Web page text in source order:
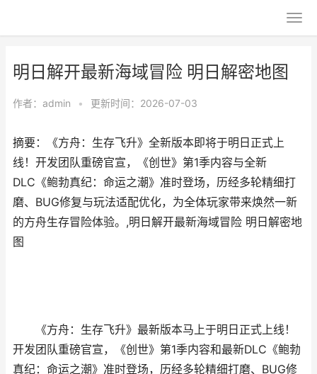
明日解开最新海域冒险 明日解密地图
作者： admin • 更新时间：2026-07-03
摘要：《方舟：生存飞升》全新版本即将于明日正式上
线！开发团队重磅官宣，《创世》第1季内容与全新
DLC《鲍勃真纪：命运之潮》准时登场，历经多轮精细打
磨、BUG修复与玩法适配优化，为全体玩家带来焕然一新
的方舟生存冒险体验。,明日解开最新海域冒险 明日解密地
图
《方舟：生存飞升》最新版本马上于明日正式上线！
开发团队重磅官宣，《创世》第1季内容和最新DLC《鲍勃
真纪：命运之潮》准时登场，历经多轮精细打磨、BUG修